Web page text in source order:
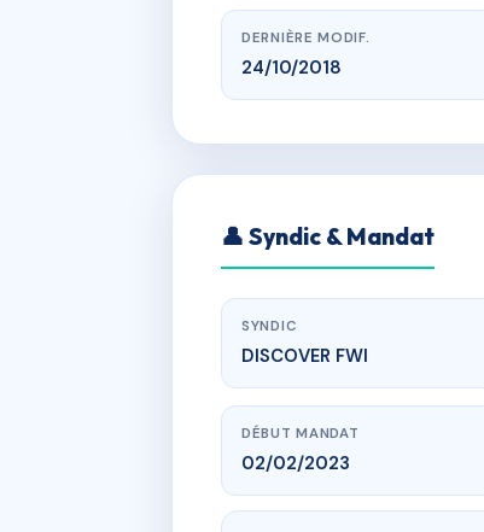
DERNIÈRE MODIF.
24/10/2018
👤 Syndic & Mandat
SYNDIC
DISCOVER FWI
DÉBUT MANDAT
02/02/2023